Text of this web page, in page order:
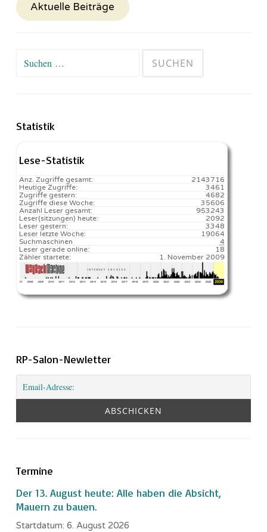
Aktuelle Beiträge
Suchen
Statistik
Lese-Statistik
2143716
Anz. Zugriffe gesamt:
3461
Heutige Zugriffe:
4682
Zugriffe gestern:
35606
Zugriffe diese Woche:
953243
Anzahl Leser gesamt:
2092️
Leser(sitzungen) heute:
3348
Leser gestern:
19064️
Leser letzte Woche:
4
Suchmaschinen
18
Leser gerade online:
1. November 2009
Zähler startete:
RP-Salon-Newletter
Termine
Der 13. August heute: Alle haben die Absicht,
Mauern zu bauen.
Startdatum: 6. August 2026